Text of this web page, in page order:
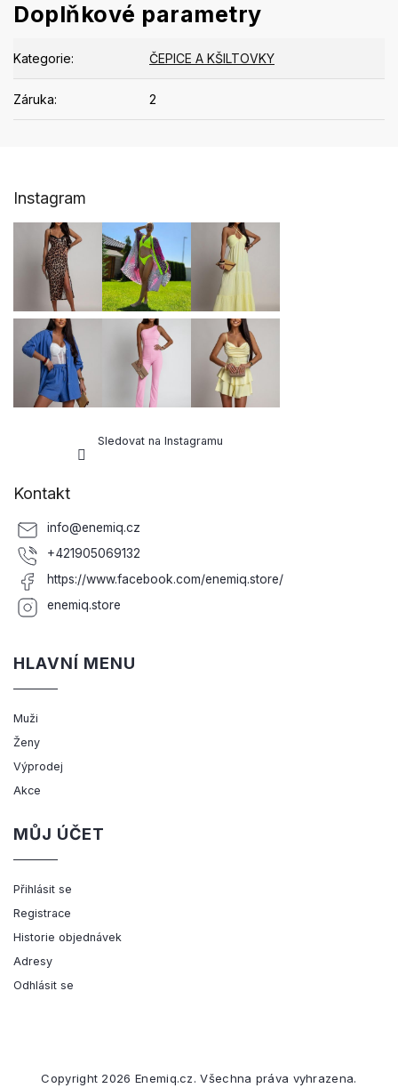
Doplňkové parametry
Kategorie: ČEPICE A KŠILTOVKY
Záruka: 2
Instagram
Sledovat na Instagramu
Kontakt
info@enemiq.cz
+421905069132
https://www.facebook.com/enemiq.store/
enemiq.store
HLAVNÍ MENU
Muži
Ženy
Výprodej
Akce
MŮJ ÚČET
Přihlásit se
Registrace
Historie objednávek
Adresy
Odhlásit se
Copyright 2026 Enemiq.cz. Všechna práva vyhrazena.